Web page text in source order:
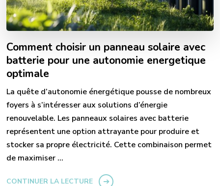
Comment choisir un panneau solaire avec
batterie pour une autonomie energetique
optimale
La quête d’autonomie énergétique pousse de nombreux
foyers à s’intéresser aux solutions d’énergie
renouvelable. Les panneaux solaires avec batterie
représentent une option attrayante pour produire et
stocker sa propre électricité. Cette combinaison permet
de maximiser …
CONTINUER LA LECTURE